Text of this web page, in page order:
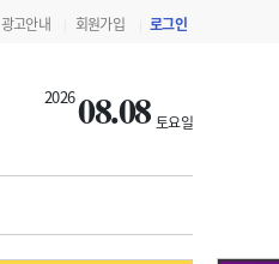
광고안내 회원가입 로그인
202608.08 토요일